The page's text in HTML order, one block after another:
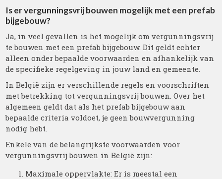
Is er vergunningsvrij bouwen mogelijk met een prefab
bijgebouw?
Ja, in veel gevallen is het mogelijk om vergunningsvrij
te bouwen met een prefab bijgebouw. Dit geldt echter
alleen onder bepaalde voorwaarden en afhankelijk van
de specifieke regelgeving in jouw land en gemeente.
In België zijn er verschillende regels en voorschriften
met betrekking tot vergunningsvrij bouwen. Over het
algemeen geldt dat als het prefab bijgebouw aan
bepaalde criteria voldoet, je geen bouwvergunning
nodig hebt.
Enkele van de belangrijkste voorwaarden voor
vergunningsvrij bouwen in België zijn:
Maximale oppervlakte: Er is meestal een